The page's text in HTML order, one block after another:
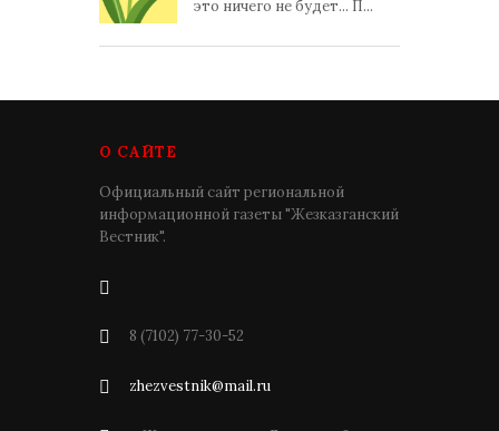
это ничего не будет... П...
О САЙТЕ
Официальный сайт региональной
информационной газеты "Жезказганский
Вестник".
8 (7102) 77-30-52
zhezvestnik@mail.ru